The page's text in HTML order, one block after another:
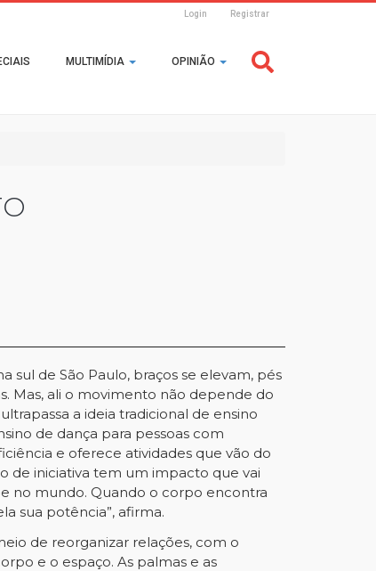
Login Registrar
MULTIMÍDIA OPINIÃO
sul de São Paulo, braços se elevam, pés
Mas, ali o movimento não depende do
a ideia tradicional de ensino
de dança para pessoas com
e oferece atividades que vão do
de iniciativa tem um impacto que vai
no mundo. Quando o corpo encontra
sua potência”, afirma.
de reorganizar relações, com o
e o espaço. As palmas e as